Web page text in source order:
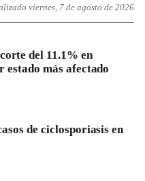
viernes, 7 de agosto de 2026
del 11.1% en
estado más afectado
de ciclosporiasis en